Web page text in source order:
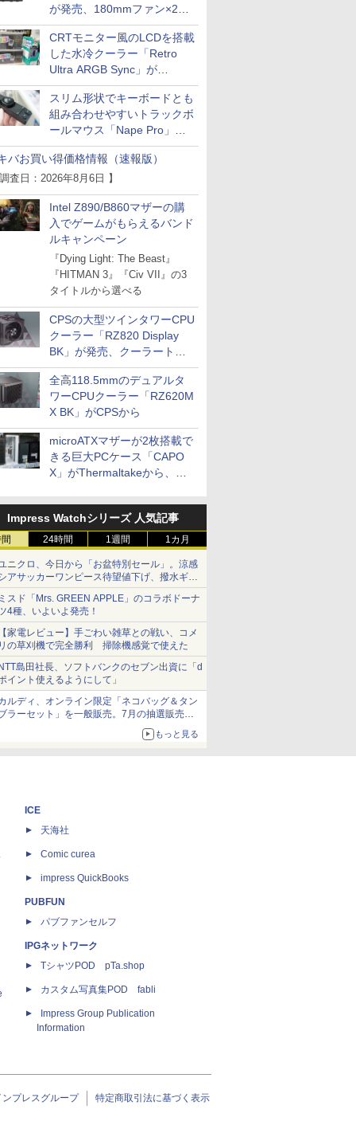
が発売、180mmファン×2搭
載
CRTモニター風のLCDを搭載
した水冷クーラー「Retro
Ultra ARGB Sync」が
Thermaltakeから
スリム形状でキーボードとも
組み合わせやすいトラックボ
ールマウス「Nape Pro」が
Keychronから
バお買い得価格情報（速報版）
査日：2026年8月6日 】
Intel Z890/B860マザーの購
入でゲームがもらえるバンド
ルキャンペーン
『Dying Light: The Beast』
『HITMAN 3』『Civ VII』の3
タイトルから選べる
CPSの大型ツインタワーCPU
クーラー「RZ820 Display
BK」が発売、クーラートッ
プに5インチ液晶搭載
全高118.5mmのデュアルタ
ワーCPUクーラー「RZ620M
X BK」がCPSから
microATXマザーが2枚搭載で
きる巨大PCケース「CAPO
X」がThermaltakeから、カ
Impress Watchシリーズ 人気記事
24時間 1週間 1カ月
ニクロ、今日から「お盆特別セール」。涼感
アサッカーワンピース待望値下げ、撥水ギア
ョーツは1990円に
スド「Mrs. GREEN APPLE」のコラボドーナ
4種、いよいよ発売！
家電レビュー】手ごわい雑草との戦い、コメ
の草刈機で完全勝利 掃除機感覚で使えた
島田社長、ソフトバンクのセブン出資に「d
イント使えるようにして」
ルディ、オンライン限定「ネコバッグ＆タン
ラーセット」を一般販売。7月の抽選販売の
もっと見る
ICE
天海社
Comic curea
impress QuickBooks
PUBFUN
パブファンセルフ
IPGネットワーク
TシャツPOD pTa.shop
カスタム写真集POD fabli
Impress Group Publication
Information
ンプレスグループ 特定商取引法に基づく表示